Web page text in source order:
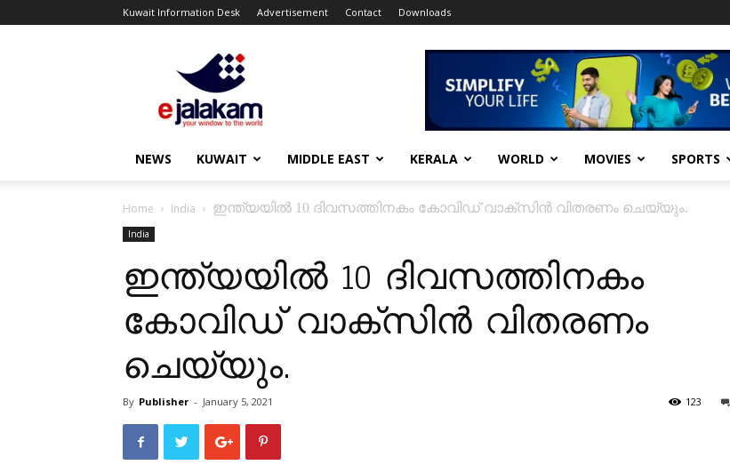
Kuwait Information Desk Advertisement Contact Downloads
ejalakam
NEWS KUWAIT MIDDLE EAST KERALA WORLD MOVIES SPORTS
Home India ഇന്ത്യയിൽ 10 ദിവസത്തിനകം കോവിഡ് വാക്സിൻ വിതരണം ചെയ്യും.
India
ഇന്ത്യയിൽ 10 ദിവസത്തിനകം
കോവിഡ് വാക്സിൻ വിതരണം
ചെയ്യും.
By Publisher - January 5, 2021 123